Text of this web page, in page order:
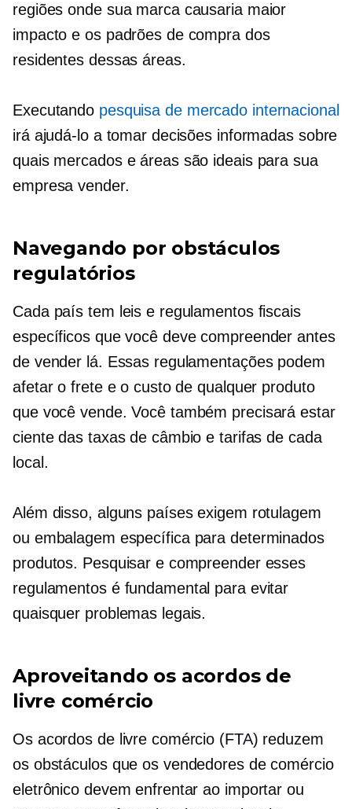
regiões onde sua marca causaria maior
impacto e os padrões de compra dos
residentes dessas áreas.
Executando pesquisa de mercado internacional
irá ajudá-lo a tomar decisões informadas sobre
quais mercados e áreas são ideais para sua
empresa vender.
Navegando por obstáculos
regulatórios
Cada país tem leis e regulamentos fiscais
específicos que você deve compreender antes
de vender lá. Essas regulamentações podem
afetar o frete e o custo de qualquer produto
que você vende. Você também precisará estar
ciente das taxas de câmbio e tarifas de cada
local.
Além disso, alguns países exigem rotulagem
ou embalagem específica para determinados
produtos. Pesquisar e compreender esses
regulamentos é fundamental para evitar
quaisquer problemas legais.
Aproveitando os acordos de
livre comércio
Os acordos de livre comércio (FTA) reduzem
os obstáculos que os vendedores de comércio
eletrônico devem enfrentar ao importar ou